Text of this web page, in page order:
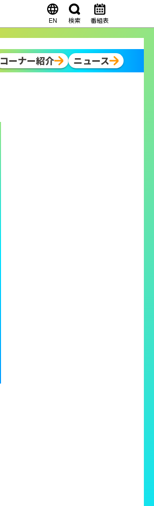
EN 検索 番組表
コーナー紹介 ニュース